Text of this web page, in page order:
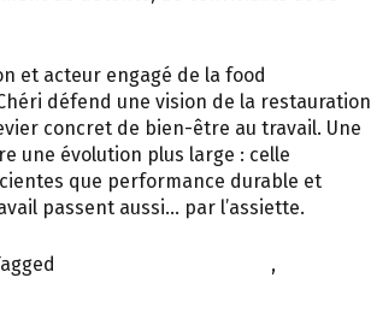
et acteur engagé de la food
défend une vision de la restauration
concret de bien-être au travail. Une
une évolution plus large : celle
que performance durable et
passent aussi… par l’assiette.
,